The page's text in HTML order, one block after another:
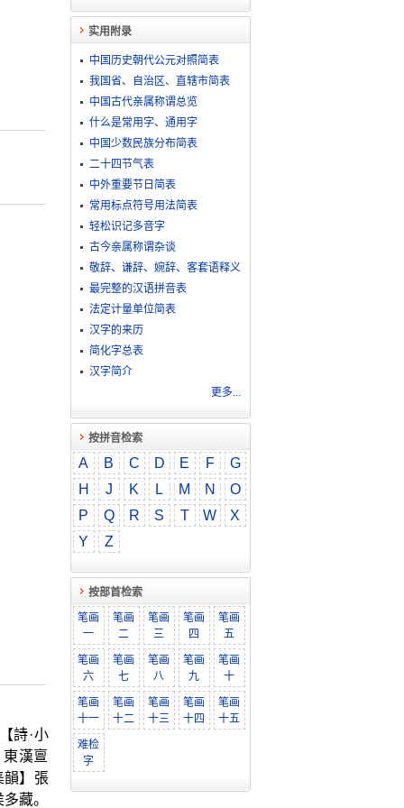
詩·小
漢亶
】張
藏。
实用附录
中国历史朝代公元对照简表
我国省、自治区、直辖市简表
中国古代亲属称谓总览
什么是常用字、通用字
中国少数民族分布简表
二十四节气表
中外重要节日简表
常用标点符号用法简表
轻松识记多音字
古今亲属称谓杂谈
敬​辞​、​谦​辞​、​婉​辞​、​客​套​语​释​义
最完整的汉语拼音表
法定计量单位简表
汉字的来历
简化字总表
汉字简介
更多...
按拼音检索
A B C D E F
G
H
J K L M N
O
P
Q R S T W
X
Y
Z
按部首检索
笔画
一
笔画
二
笔画
三
笔画
四
笔画
五
笔画
六
笔画
七
笔画
八
笔画
九
笔画
十
笔画
十一
笔画
十二
笔画
十三
笔画
十四
笔画
十五
难检
字